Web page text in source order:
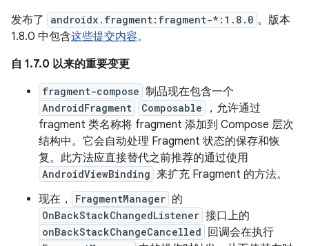
发布了
androidx.fragment:fragment-*:1.8.0 。版本
1.8.0 中包含这些提交内容。
自 1.7.0 以来的重要变更
fragment-compose 制品现在包含一个
AndroidFragment Composable
，允许通过
fragment 类名称将 fragment 添加到 Compose 层次
结构中。它会自动处理 Fragment 状态的保存和恢
复。此方法应直接替代之前推荐的通过使用
AndroidViewBinding 来扩充 Fragment 的方法。
现在，
FragmentManager 的
OnBackStackChangedListener 接口上的
onBackStackChangeCancelled 回调会在执行